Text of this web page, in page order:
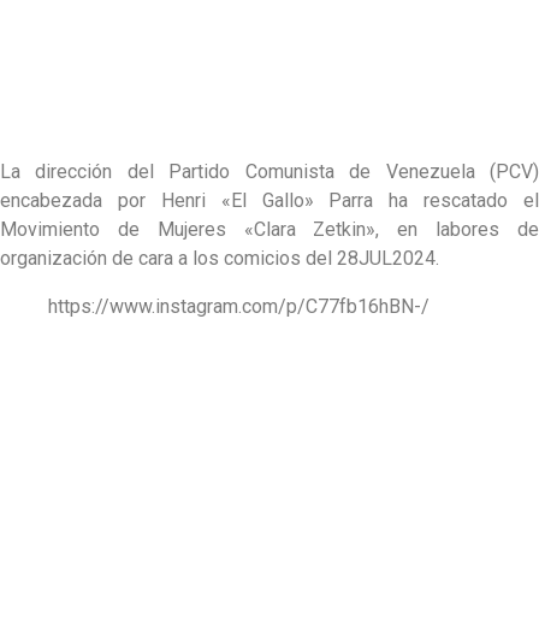
La dirección del Partido Comunista de Venezuela (PCV)
encabezada por Henri «El Gallo» Parra ha rescatado el
Movimiento de Mujeres «Clara Zetkin», en labores de
organización de cara a los comicios del 28JUL2024.
https://www.instagram.com/p/C77fb16hBN-/